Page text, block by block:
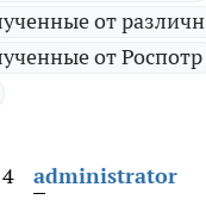
от различн
от Роспотр
administrator